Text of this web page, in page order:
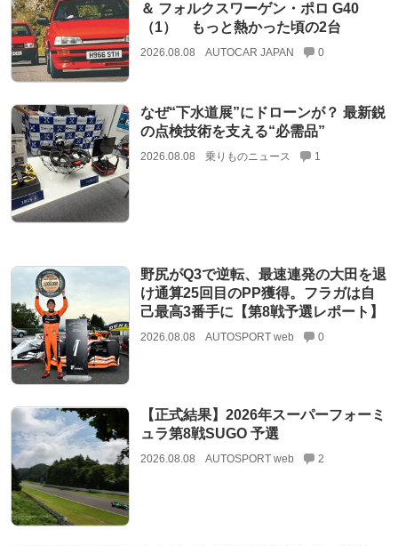
＆ フォルクスワーゲン・ポロ G40
（1） もっと熱かった頃の2台
2026.08.08 AUTOCAR JAPAN 0
なぜ“下水道展”にドローンが？ 最新鋭
の点検技術を支える“必需品”
2026.08.08 乗りものニュース 1
野尻がQ3で逆転、最速連発の大田を退
け通算25回目のPP獲得。フラガは自
己最高3番手に【第8戦予選レポート】
2026.08.08 AUTOSPORT web 0
【正式結果】2026年スーパーフォーミ
ュラ第8戦SUGO 予選
2026.08.08 AUTOSPORT web 2